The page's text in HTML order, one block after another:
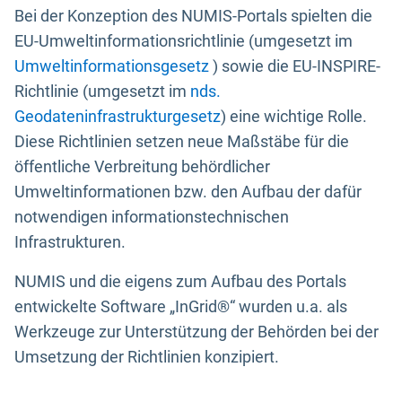
Bei der Konzeption des NUMIS-Portals spielten die
EU-Umweltinformationsrichtlinie (umgesetzt im
Umweltinformationsgesetz) sowie die EU-INSPIRE-
Richtlinie (umgesetzt im nds.
Geodateninfrastrukturgesetz) eine wichtige Rolle.
Diese Richtlinien setzen neue Maßstäbe für die
öffentliche Verbreitung behördlicher
Umweltinformationen bzw. den Aufbau der dafür
notwendigen informationstechnischen
Infrastrukturen.
NUMIS und die eigens zum Aufbau des Portals
entwickelte Software „InGrid®“ wurden u.a. als
Werkzeuge zur Unterstützung der Behörden bei der
Umsetzung der Richtlinien konzipiert.